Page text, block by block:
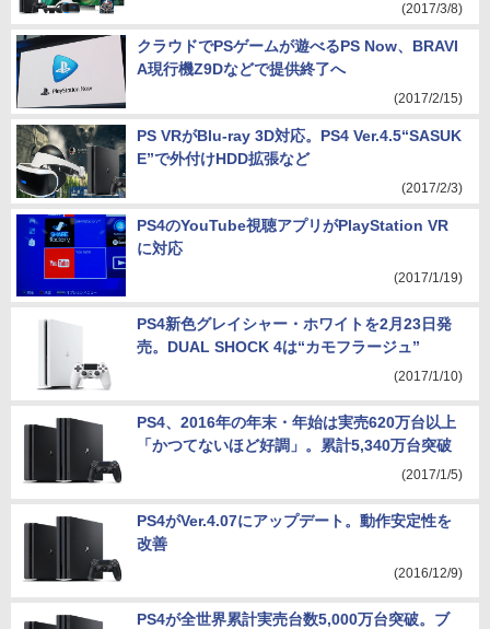
(2017/3/8)
クラウドでPSゲームが遊べるPS Now、BRAVI
A現行機Z9Dなどで提供終了へ
(2017/2/15)
PS VRがBlu-ray 3D対応。PS4 Ver.4.5“SASUK
E”で外付けHDD拡張など
(2017/2/3)
PS4のYouTube視聴アプリがPlayStation VR
に対応
(2017/1/19)
PS4新色グレイシャー・ホワイトを2月23日発
売。DUAL SHOCK 4は“カモフラージュ”
(2017/1/10)
PS4、2016年の年末・年始は実売620万台以上
「かつてないほど好調」。累計5,340万台突破
(2017/1/5)
PS4がVer.4.07にアップデート。動作安定性を
改善
(2016/12/9)
PS4が全世界累計実売台数5,000万台突破。ブ